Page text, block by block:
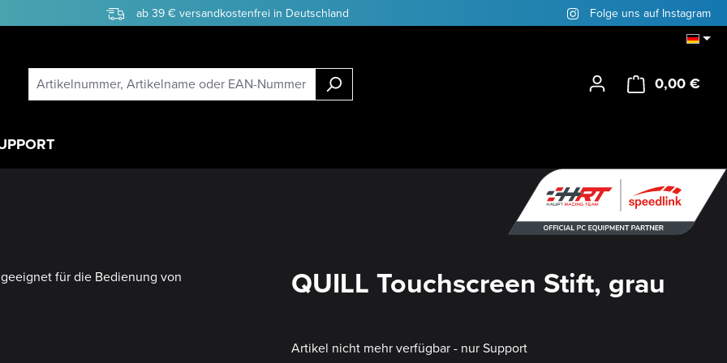
ab 39 € versandkostenfrei in Deutschland Folge uns auf Instagram
0,00 €
QUILL Touchscreen Stift, grau
Artikel nicht mehr verfügbar - nur Support